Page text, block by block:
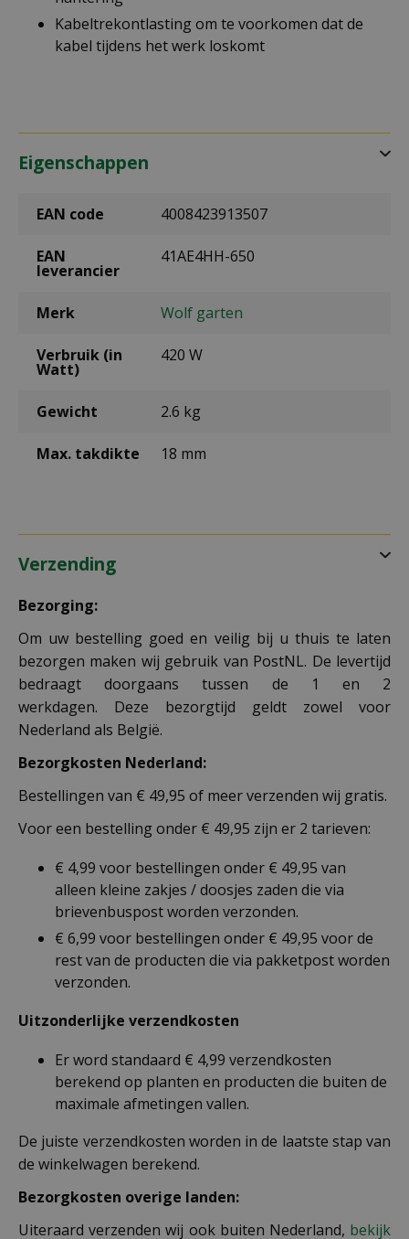
Kabeltrekontlasting om te voorkomen dat de
kabel tijdens het werk loskomt
Eigenschappen
EAN code 4008423913507
EAN
leverancier
41AE4HH-650
Merk Wolf garten
Verbruik (in
Watt)
420 W
Gewicht 2.6 kg
Max. takdikte 18 mm
Verzending
Bezorging:
Om uw bestelling goed en veilig bij u thuis te laten
bezorgen maken wij gebruik van PostNL. De levertijd
bedraagt doorgaans tussen de 1 en 2
werkdagen. Deze bezorgtijd geldt zowel voor
Nederland als België.
Bezorgkosten Nederland:
Bestellingen van € 49,95 of meer verzenden wij gratis.
Voor een bestelling onder € 49,95 zijn er 2 tarieven:
€ 4,99 voor bestellingen onder € 49,95 van
alleen kleine zakjes / doosjes zaden die via
brievenbuspost worden verzonden.
€ 6,99 voor bestellingen onder € 49,95 voor de
rest van de producten die via pakketpost worden
verzonden.
Uitzonderlijke verzendkosten
Er word standaard € 4,99 verzendkosten
berekend op planten en producten die buiten de
maximale afmetingen vallen.
De juiste verzendkosten worden in de laatste stap van
de winkelwagen berekend.
Bezorgkosten overige landen:
Uiteraard verzenden wij ook buiten Nederland, bekijk